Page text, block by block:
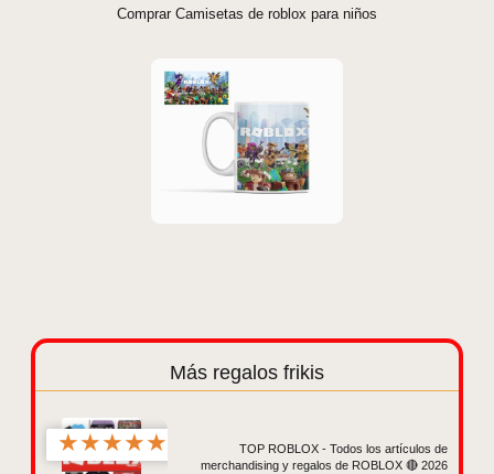
Comprar Camisetas de roblox para niños
Más regalos frikis
★★★★★
TOP ROBLOX - Todos los artículos de
merchandising y regalos de ROBLOX 🔴 2026